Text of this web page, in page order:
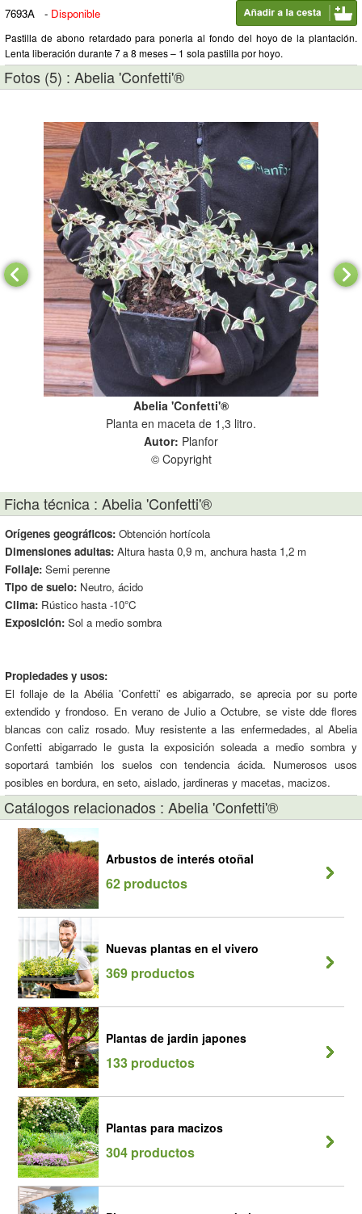
7693A
- Disponible
Pastilla de abono retardado para ponerla al fondo del hoyo de la plantación.
Lenta liberación durante 7 a 8 meses – 1 sola pastilla por hoyo.
Fotos (5) : Abelia 'Confetti'®
Abelia 'Confetti'®
Planta en maceta de 1,3 litro.
Autor: Planfor
© Copyright
Ficha técnica : Abelia 'Confetti'®
Orígenes geográficos: Obtención hortícola
Dimensiones adultas: Altura hasta 0,9 m, anchura hasta 1,2 m
Follaje: Semi perenne
Tipo de suelo: Neutro, ácido
Clima: Rústico hasta -10°C
Exposición: Sol a medio sombra
Propiedades y usos:
El follaje de la Abélia 'Confetti' es abigarrado, se aprecia por su porte
extendido y frondoso. En verano de Julio a Octubre, se viste dde flores
blancas con caliz rosado. Muy resistente a las enfermedades, al Abelia
Confetti abigarrado le gusta la exposición soleada a medio sombra y
soportará también los suelos con tendencia ácida. Numerosos usos
posibles en bordura, en seto, aislado, jardineras y macetas, macizos.
Catálogos relacionados : Abelia 'Confetti'®
Arbustos de interés otoñal
62 productos
Nuevas plantas en el vivero
369 productos
Plantas de jardin japones
133 productos
Plantas para macizos
304 productos